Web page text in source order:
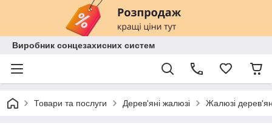
Виробник сонцезахисних систем
Товари та послуги Дерев'яні жалюзі Жалюзі